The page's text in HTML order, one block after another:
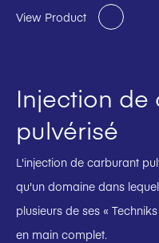
View Product
Injection
pulvérisé
L'injection de carburant
qu'un domaine dans
plusieurs de ses «
en main complet.